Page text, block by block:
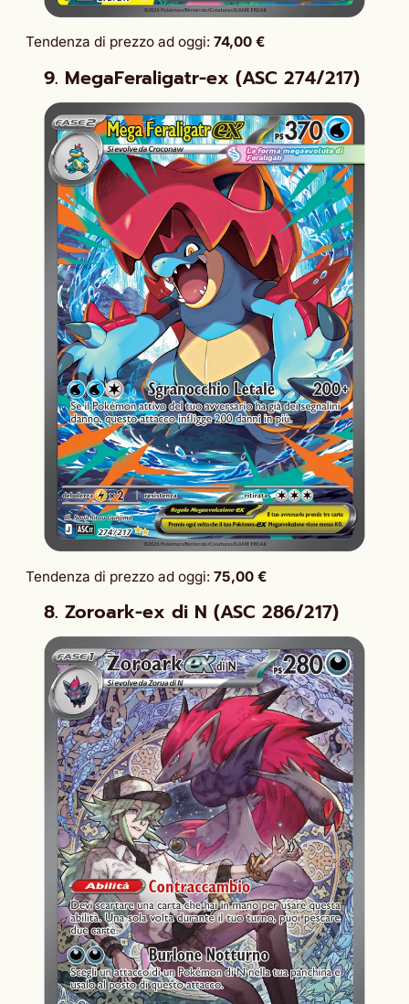
Tendenza di prezzo ad oggi: 74,00 €
9. MegaFeraligatr-ex (ASC 274/217)
Tendenza di prezzo ad oggi: 75,00 €
8. Zoroark-ex di N (ASC 286/217)